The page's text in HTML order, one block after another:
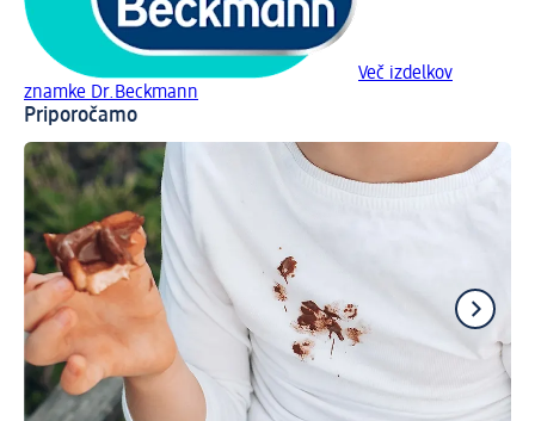
Več izdelkov
znamke Dr.Beckmann
Priporočamo